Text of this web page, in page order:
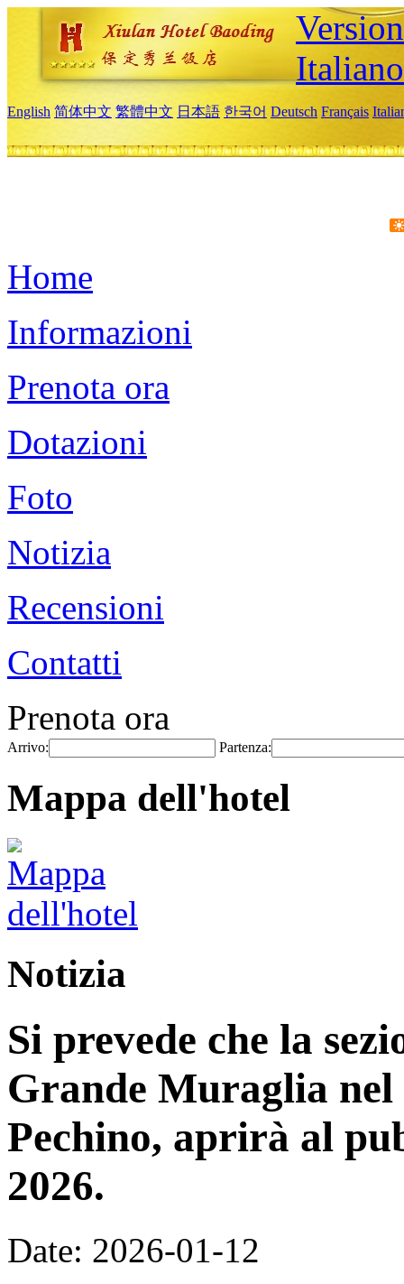
Italiano
English 简体中文 繁體中文 日本語 한국어 Deutsch Français
Home
Informazioni
Prenota ora
Dotazioni
Foto
Notizia
Recensioni
Contatti
Prenota ora
Arrivo: Partenza:
Mappa dell'hotel
Notizia
Si prevede che la
Grande Muraglia
Pechino, aprirà al
2026.
Date: 2026-01-12